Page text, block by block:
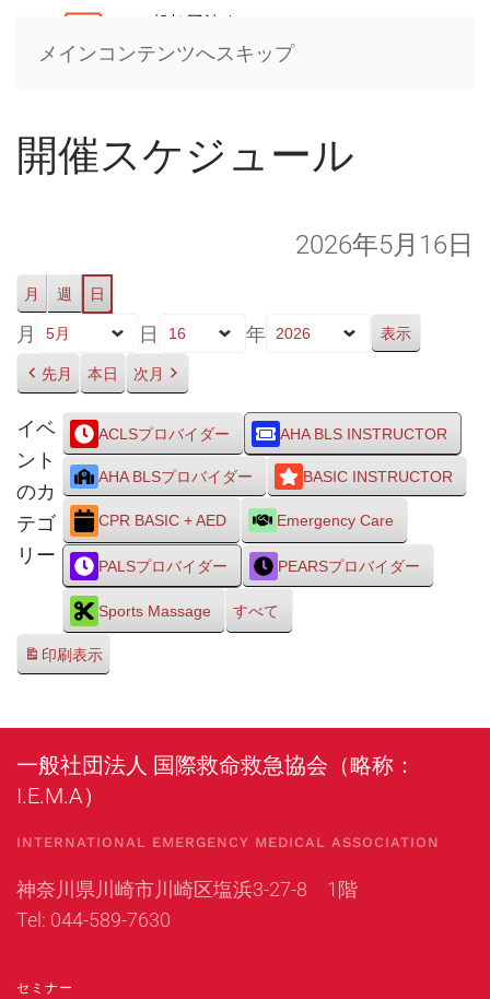
メインコンテンツへスキップ
開催スケジュール
2026年5月16日
月 週 日
月 日 年
先月 本日 次月
イベ
ント
のカ
テゴ
リー
ACLSプロバイダー AHA BLS INSTRUCTOR
AHA BLSプロバイダー BASIC INSTRUCTOR
CPR BASIC + AED Emergency Care
PALSプロバイダー PEARSプロバイダー
Sports Massage すべて
印刷表示
一般社団法人 国際救命救急協会（略称：
I.E.M.A）
INTERNATIONAL EMERGENCY MEDICAL ASSOCIATION
神奈川県川崎市川崎区塩浜3-27-8 1階
Tel: 044-589-7630
セミナー